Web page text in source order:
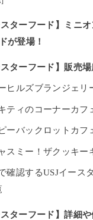
ターフード】ミニ
が登場！
ターフード】販売場
ヒルズブランジェリ
ティのコーナーカフ
ーバックロットカフ
スミー！ザクッキー
確認するUSJイース
ターフード】詳細